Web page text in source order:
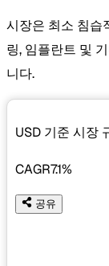
시장은 최소 침습
링, 임플란트 및
니다.
USD 기준 시장
CAGR7.1%
공유